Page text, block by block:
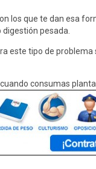
los que te dan esa
pesada.
tipo de problema
consumas